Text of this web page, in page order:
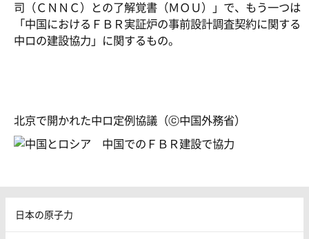
司（ＣＮＮＣ）との了解覚書（ＭＯＵ）」で、もう一つは
「中国におけるＦＢＲ実証炉の事前設計調査契約に関する
中ロの建設協力」に関するもの。
北京で開かれた中ロ定例協議（ⓒ中国外務省）
日本の原子力